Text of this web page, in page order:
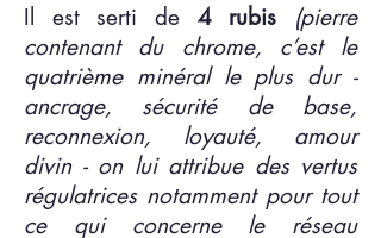
Il est serti de 4 rubis
(pierre
contenant du chrome, c’est le
quatrième minéral le plus dur -
ancrage, sécurité de base,
reconnexion, loyauté, amour
divin - on lui attribue des vertus
régulatrices notamment pour tout
ce qui concerne le réseau